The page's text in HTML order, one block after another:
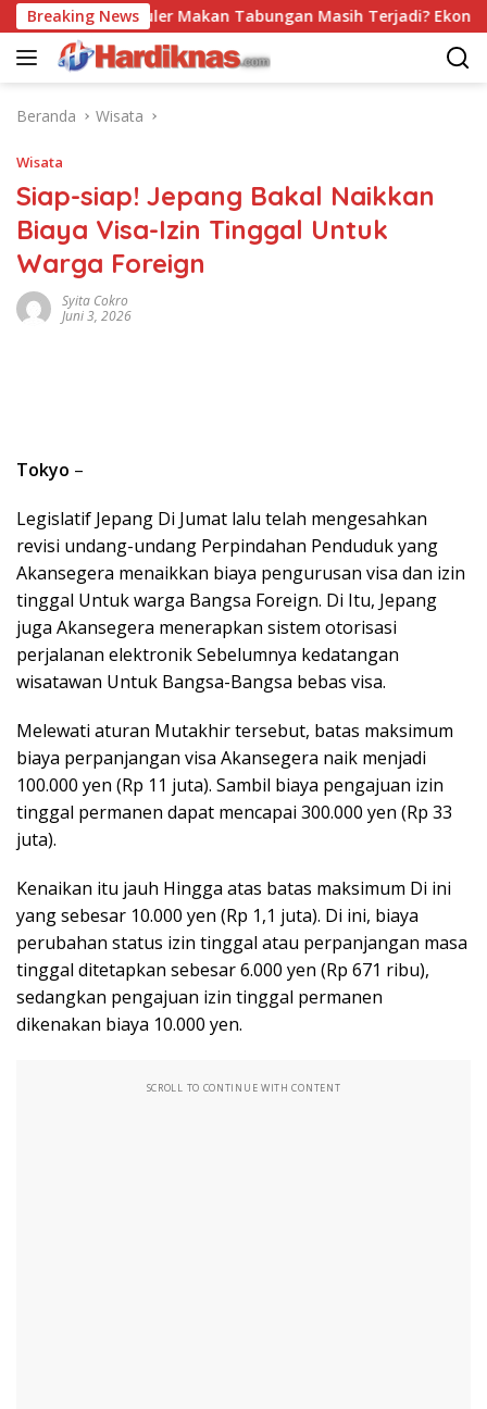
Langsung
ke
konten
Breaking News
Populer Makan Tabungan Masih Terjadi? Ekonom
Beranda Wisata
Wisata
Siap-siap! Jepang Bakal Naikkan
Biaya Visa-Izin Tinggal Untuk
Warga Foreign
Syita Cokro
Juni 3, 2026
Tokyo –
Legislatif Jepang Di Jumat lalu telah mengesahkan
revisi undang-undang Perpindahan Penduduk yang
Akansegera menaikkan biaya pengurusan visa dan izin
tinggal Untuk warga Bangsa Foreign. Di Itu, Jepang
juga Akansegera menerapkan sistem otorisasi
perjalanan elektronik Sebelumnya kedatangan
wisatawan Untuk Bangsa-Bangsa bebas visa.
Melewati aturan Mutakhir tersebut, batas maksimum
biaya perpanjangan visa Akansegera naik menjadi
100.000 yen (Rp 11 juta). Sambil biaya pengajuan izin
tinggal permanen dapat mencapai 300.000 yen (Rp 33
juta).
Kenaikan itu jauh Hingga atas batas maksimum Di ini
yang sebesar 10.000 yen (Rp 1,1 juta). Di ini, biaya
perubahan status izin tinggal atau perpanjangan masa
tinggal ditetapkan sebesar 6.000 yen (Rp 671 ribu),
sedangkan pengajuan izin tinggal permanen
dikenakan biaya 10.000 yen.
SCROLL TO CONTINUE WITH CONTENT